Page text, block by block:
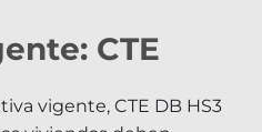
CTE
vigente, CTE DB HS3